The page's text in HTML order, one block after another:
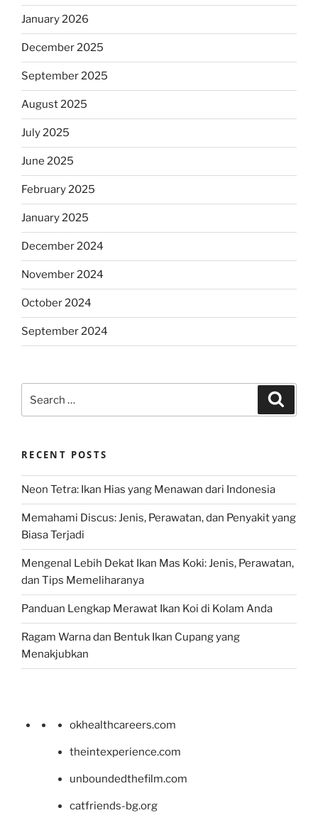
January 2026
December 2025
September 2025
August 2025
July 2025
June 2025
February 2025
January 2025
December 2024
November 2024
October 2024
September 2024
for:
RECENT POSTS
Neon Tetra: Ikan Hias yang Menawan dari Indonesia
Memahami Discus: Jenis, Perawatan, dan Penyakit yang
Biasa Terjadi
Mengenal Lebih Dekat Ikan Mas Koki: Jenis, Perawatan,
dan Tips Memeliharanya
Panduan Lengkap Merawat Ikan Koi di Kolam Anda
Ragam Warna dan Bentuk Ikan Cupang yang
Menakjubkan
okhealthcareers.com
theintexperience.com
unboundedthefilm.com
catfriends-bg.org